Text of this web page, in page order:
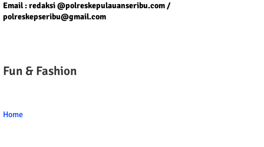
Email : redaksi @polreskepulauanseribu.com /
polreskepseribu@gmail.com
Fun & Fashion
Home